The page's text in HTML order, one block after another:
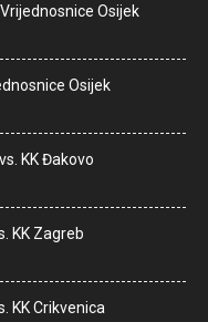
Osijek
Osijek
KK Đakovo
KK Zagreb
KK Crikvenica